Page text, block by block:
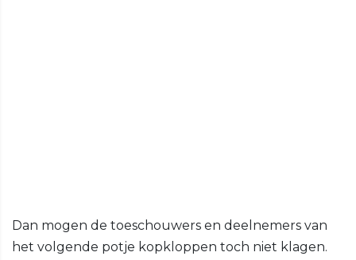
Dan mogen de toeschouwers en deelnemers van
het volgende potje kopkloppen toch niet klagen.